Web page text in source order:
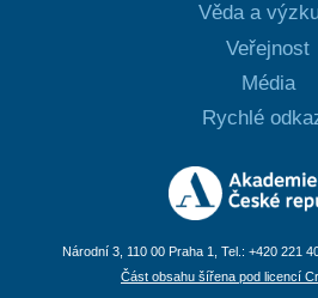
Věda a
Veřejnost
Média
Rychlé
Národní 3, 110 00 Praha 1, Tel.: +420 221
Část obsahu šířena pod licencí